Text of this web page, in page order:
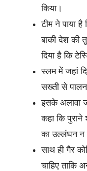
किया।
टीम ने पाया
बाकी देश की
दिया है कि
स्लम में जहां
सख्ती से पालन
इसके अलावा
कहा कि
का उल्लंघन न
साथ ही गैर
चाहिए ताकि